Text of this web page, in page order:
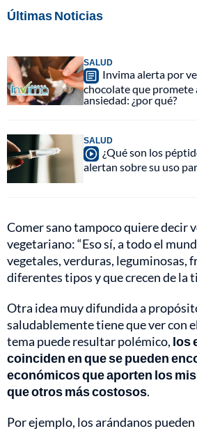
Últimas Noticias
SALUD
Invima alerta por
chocolate que promete
ansiedad: ¿por qué?
SALUD
¿Qué son los
alertan sobre su uso
Comer sano tampoco quiere decir
vegetariano: “Eso sí, a todo el
vegetales, verduras, leguminosas,
diferentes tipos y que crecen de la
Otra idea muy difundida a
saludablemente tiene que ver con
tema puede resultar polémico, los
coinciden en que se pueden
económicos que aporten los
que otros más costosos.
Por ejemplo, los arándanos